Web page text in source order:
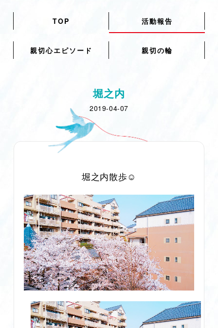
TOP 活動報告
親切心エピソード 親切の輪
堀之内
2019-04-07
堀之内散歩☺